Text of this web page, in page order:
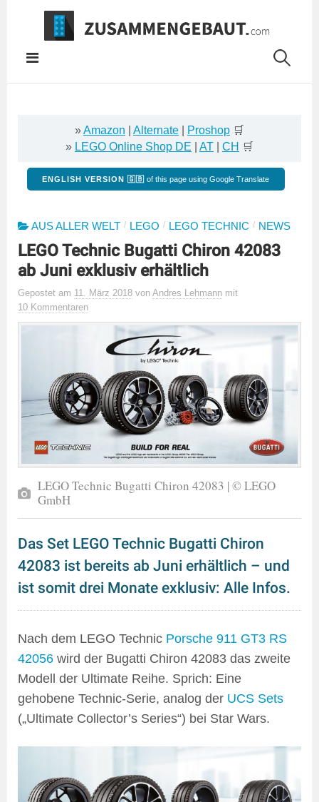
Springe
Inhalt
»Amazon Alternate Proshop 🛒
» LEGO Online Shop DE AT CH 🛒
ENGLISH VERSION 🇬🇧 of this page using Google Translate
AUS ALLER WELT / LEGO / LEGO TECHNIC / NEWS
LEGO Technic Bugatti Chiron 42083
ab Juni exklusiv erhältlich
Gepostet am 11. März 2018 von Andres Lehmann mit
10 Kommentaren
LEGO Technic Bugatti Chiron 42083 | © LEGO
GmbH
Das Set LEGO Technic Bugatti Chiron
42083 ist bereits ab Juni erhältlich – und
ist somit drei Monate exklusiv: Alle Infos.
Nach dem LEGO Technic Porsche 911 GT3 RS
42056 wird der Bugatti Chiron 42083 das zweite
Modell der Ultimate Reihe. Sprich: Eine
gehobene Technic-Serie, analog der UCS Sets
(„Ultimate Collector’s Series“) bei Star Wars.